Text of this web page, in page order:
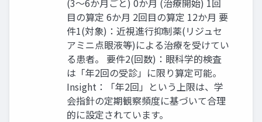
目の算定 6か月 2回目の算定 12か月 要
件1(対象)：近視進行抑制薬(リジュセ
アミニ点眼液等)による治療を受けてい
る患者。 要件2(回数)：眼科学的検査
は「年2回の受診」に限り算定可能。
Insight：「年2回」という上限は、学
会指針の定期観察頻度に基づいて合理
的に設定されています。